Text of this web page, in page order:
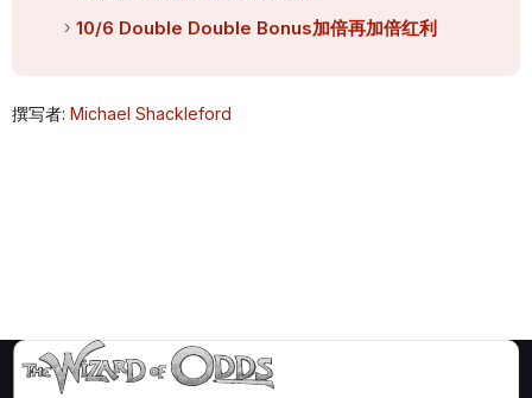
10/6 Double Double Bonus加倍再加倍红利
撰写者: Michael Shackleford